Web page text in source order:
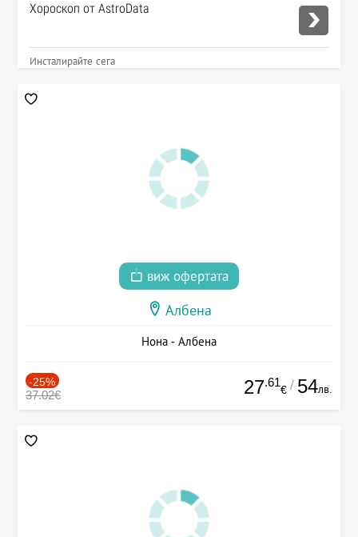
Хороскоп от AstroData
Инсталирайте сега
виж офертата
Албена
Нона - Албена
-25%
37.02€ 27.61
€ / 54лв.